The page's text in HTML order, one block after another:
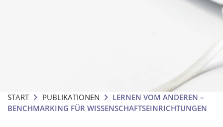
START PUBLIKATIONEN
LERNEN VOM ANDEREN –
BENCHMARKING FÜR WISSENSCHAFTSEINRICHTUNGEN